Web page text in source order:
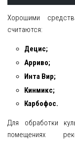
Хорошими
считаются:
Децис;
Арриво;
Инта Вир;
Кинмикс;
Карбофос.
Для обработки
помещениях